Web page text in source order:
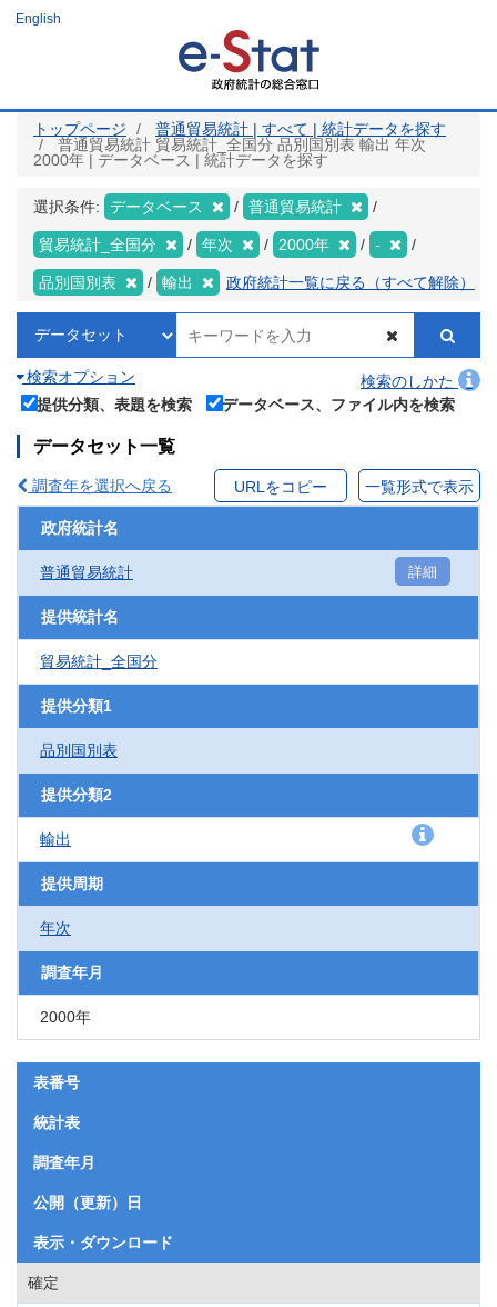
ツ
English
トップページ
普通貿易統計 | すべて | 統計データを探す
普通貿易統計 貿易統計_全国分 品別国別表 輸出 年次
2000年 | データベース | 統計データを探す
選択条件: データベース 普通貿易統計
貿易統計_全国分 年次 2000年 -
品別国別表 輸出 政府統計一覧に戻る（すべて解除）
検索オプション
検索のしかた
提供分類、表題を検索
データベース、ファイル内を検索
データセット一覧
調査年を選択へ戻る URLをコピー 一覧形式で表示
政府統計名
普通貿易統計 詳細
提供統計名
貿易統計_全国分
提供分類1
品別国別表
提供分類2
輸出
提供周期
年次
調査年月
2000年
表番号
統計表
調査年月
公開（更新）日
表示・ダウンロード
確定